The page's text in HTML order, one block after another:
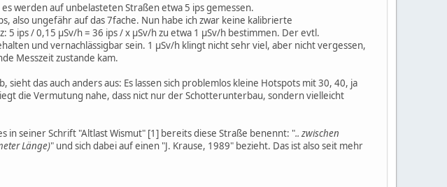
werden auf unbelasteten Straßen etwa 5 ips gemessen.
also ungefähr auf das 7fache. Nun habe ich zwar keine kalibrierte
ips / 0,15 µSv/h = 36 ips / x µSv/h zu etwa 1 µSv/h bestimmen. Der evtl.
und vernachlässigbar sein. 1 µSv/h klingt nicht sehr viel, aber nicht vergessen,
Messzeit zustande kam.
das auch anders aus: Es lassen sich problemlos kleine Hotspots mit 30, 40, ja
die Vermutung nahe, dass nict nur der Schotterunterbau, sondern vielleicht
in seiner Schrift "Altlast Wismut" [1] bereits diese Straße benennt: ".. zwischen
Länge)" und sich dabei auf einen "J. Krause, 1989" bezieht. Das ist also seit mehr